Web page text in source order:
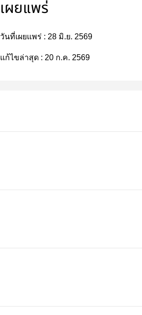
เผยแพร่
วันที่เผยแพร่ : 28 มิ.ย. 2569
แก้ไขล่าสุด : 20 ก.ค. 2569